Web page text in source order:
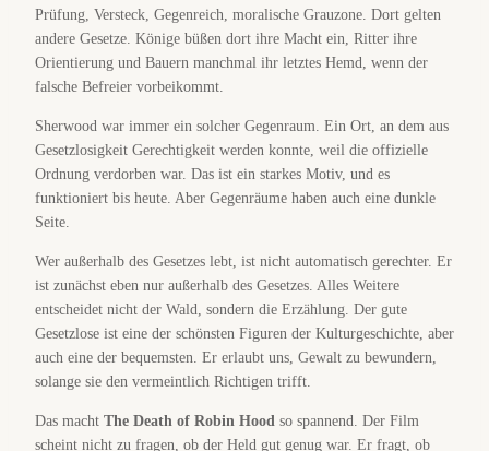
Prüfung, Versteck, Gegenreich, moralische Grauzone. Dort gelten
andere Gesetze. Könige büßen dort ihre Macht ein, Ritter ihre
Orientierung und Bauern manchmal ihr letztes Hemd, wenn der
falsche Befreier vorbeikommt.
Sherwood war immer ein solcher Gegenraum. Ein Ort, an dem aus
Gesetzlosigkeit Gerechtigkeit werden konnte, weil die offizielle
Ordnung verdorben war. Das ist ein starkes Motiv, und es
funktioniert bis heute. Aber Gegenräume haben auch eine dunkle
Seite.
Wer außerhalb des Gesetzes lebt, ist nicht automatisch gerechter. Er
ist zunächst eben nur außerhalb des Gesetzes. Alles Weitere
entscheidet nicht der Wald, sondern die Erzählung. Der gute
Gesetzlose ist eine der schönsten Figuren der Kulturgeschichte, aber
auch eine der bequemsten. Er erlaubt uns, Gewalt zu bewundern,
solange sie den vermeintlich Richtigen trifft.
Das macht The Death of Robin Hood so spannend. Der Film
scheint nicht zu fragen, ob der Held gut genug war. Er fragt, ob